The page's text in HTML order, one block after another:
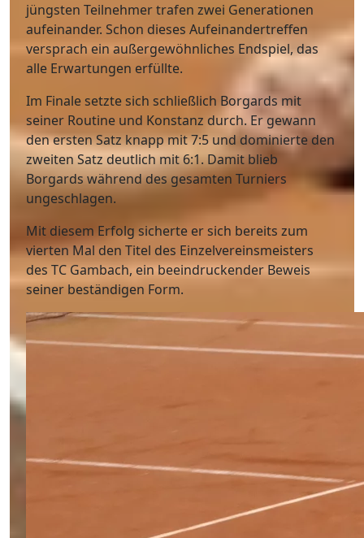
jüngsten Teilnehmer trafen zwei Generationen
aufeinander. Schon dieses Aufeinandertreffen
versprach ein außergewöhnliches Endspiel, das
alle Erwartungen erfüllte.
Im Finale setzte sich schließlich Borgards mit
seiner Routine und Konstanz durch. Er gewann
den ersten Satz knapp mit 7:5 und dominierte den
zweiten Satz deutlich mit 6:1. Damit blieb
Borgards während des gesamten Turniers
ungeschlagen.
Mit diesem Erfolg sicherte er sich bereits zum
vierten Mal den Titel des Einzelvereinsmeisters
des TC Gambach, ein beeindruckender Beweis
seiner beständigen Form.